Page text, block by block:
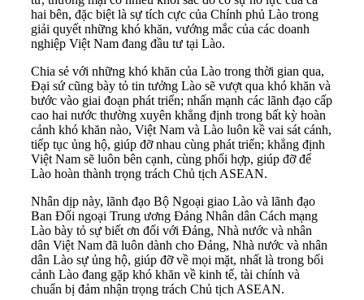
hai bên, đặc biệt là sự tích cực của Chính phủ Lào trong
giải quyết những khó khăn, vướng mắc của các doanh
nghiệp Việt Nam đang đầu tư tại Lào.
Chia sẻ với những khó khăn của Lào trong thời gian qua,
Đại sứ cũng bày tỏ tin tưởng Lào sẽ vượt qua khó khăn và
bước vào giai đoạn phát triển; nhấn mạnh các lãnh đạo cấp
cao hai nước thường xuyên khẳng định trong bất kỳ hoàn
cảnh khó khăn nào, Việt Nam và Lào luôn kề vai sát cánh,
tiếp tục ủng hộ, giúp đỡ nhau cùng phát triển; khẳng định
Việt Nam sẽ luôn bên cạnh, cùng phối hợp, giúp đỡ để
Lào hoàn thành trọng trách Chủ tịch ASEAN.
Nhân dịp này, lãnh đạo Bộ Ngoại giao Lào và lãnh đạo
Ban Đối ngoại Trung ương Đảng Nhân dân Cách mạng
Lào bày tỏ sự biết ơn đối với Đảng, Nhà nước và nhân
dân Việt Nam đã luôn dành cho Đảng, Nhà nước và nhân
dân Lào sự ủng hộ, giúp đỡ về mọi mặt, nhất là trong bối
cảnh Lào đang gặp khó khăn về kinh tế, tài chính và
chuẩn bị đảm nhận trọng trách Chủ tịch ASEAN.